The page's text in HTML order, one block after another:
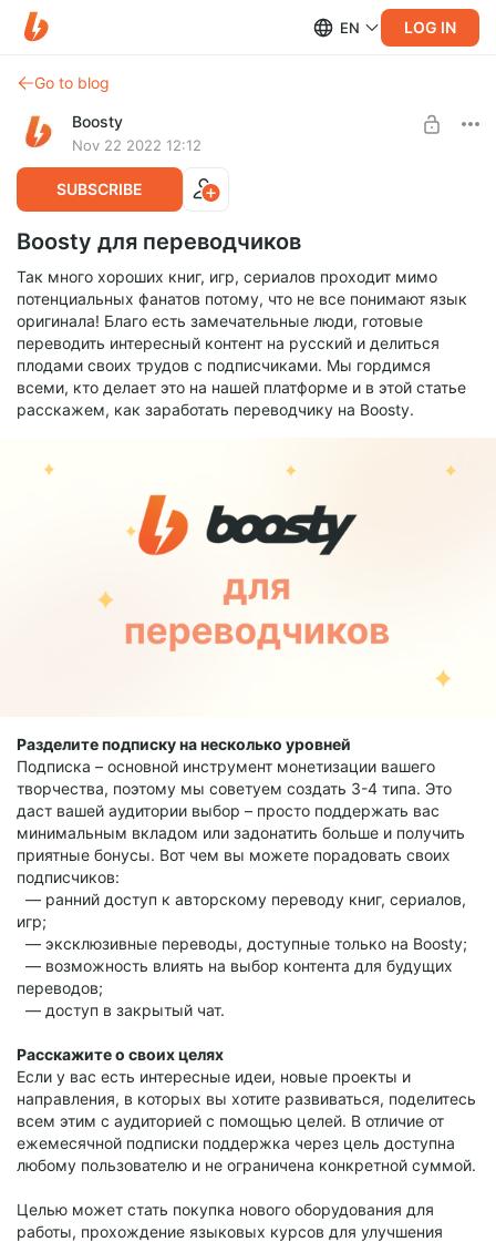
EN LOG IN
Go to blog
Boosty
Nov 22 2022 12:12
SUBSCRIBE
Boosty для переводчиков
Так много хороших книг, игр, сериалов проходит мимо
потенциальных фанатов потому, что не все понимают язык
оригинала! Благо есть замечательные люди, готовые
переводить интересный контент на русский и делиться
плодами своих трудов с подписчиками. Мы гордимся
всеми, кто делает это на нашей платформе и в этой статье
расскажем, как заработать переводчику на Boosty.
Разделите подписку на несколько уровней
Подписка – основной инструмент монетизации вашего
творчества, поэтому мы советуем создать 3-4 типа. Это
даст вашей аудитории выбор – просто поддержать вас
минимальным вкладом или задонатить больше и получить
приятные бонусы. Вот чем вы можете порадовать своих
подписчиков:
— ранний доступ к авторскому переводу книг, сериалов,
игр;
— эксклюзивные переводы, доступные только на Boosty;
— возможность влиять на выбор контента для будущих
переводов;
— доступ в закрытый чат.
Расскажите о своих целях
Если у вас есть интересные идеи, новые проекты и
направления, в которых вы хотите развиваться, поделитесь
всем этим с аудиторией с помощью целей. В отличие от
ежемесячной подписки поддержка через цель доступна
любому пользователю и не ограничена конкретной суммой.
Целью может стать покупка нового оборудования для
работы, прохождение языковых курсов для улучшения